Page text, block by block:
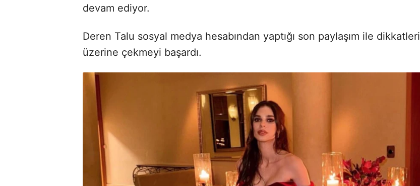
devam ediyor.
Deren Talu sosyal medya hesabından yaptığı son paylaşım ile dikkatleri
üzerine çekmeyi başardı.